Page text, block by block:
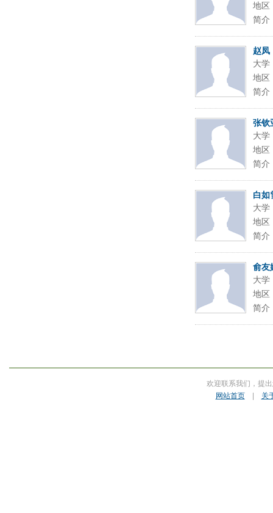
地区
简介
赵凤
大学
地区
简介
张钦
大学
地区
简介
白如
大学
地区
简介
俞友
大学
地区
简介
欢迎联系我们，提
网站首页| 关